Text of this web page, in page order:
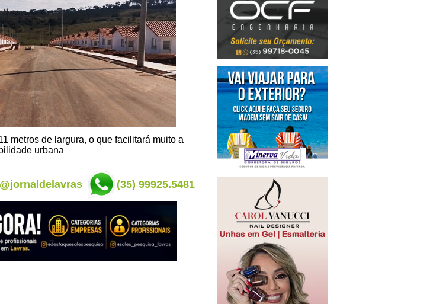
metros de largura, o que facilitará muito a
urbana
@jornaldelavras (35) 99925.5481